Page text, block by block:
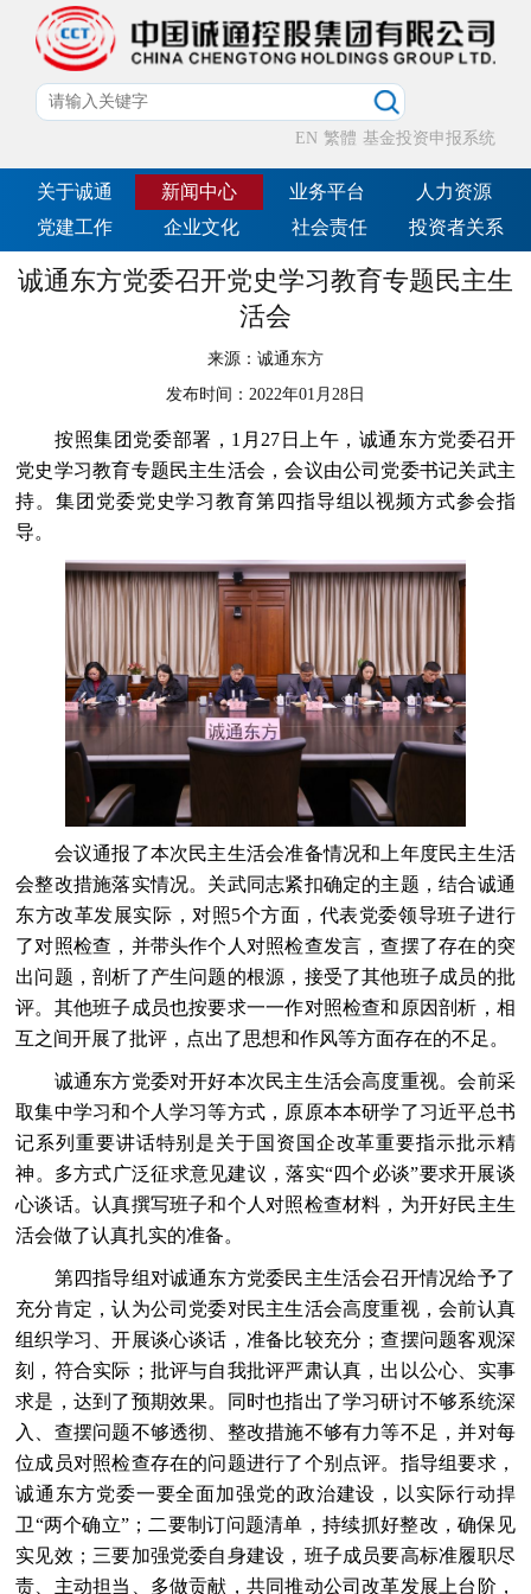
EN 繁體 基金投资申报系统
关于诚通 新闻中心 业务平台
人力资源
党建工作
企业文化 社会责任 投资者关系
诚通东方党委召开党史学习教育专题民主生
活会
来源： 诚通东方
发布时间： 2022年01月28日
按照集团党委部署，1月27日上午，诚通东方党委召开
党史学习教育专题民主生活会，会议由公司党委书记关武主
持。集团党委党史学习教育第四指导组以视频方式参会指
导。
会议通报了本次民主生活会准备情况和上年度民主生活
会整改措施落实情况。关武同志紧扣确定的主题，结合诚通
东方改革发展实际，对照5个方面，代表党委领导班子进行
了对照检查，并带头作个人对照检查发言，查摆了存在的突
出问题，剖析了产生问题的根源，接受了其他班子成员的批
评。其他班子成员也按要求一一作对照检查和原因剖析，相
互之间开展了批评，点出了思想和作风等方面存在的不足。
诚通东方党委对开好本次民主生活会高度重视。会前采
取集中学习和个人学习等方式，原原本本研学了习近平总书
记系列重要讲话特别是关于国资国企改革重要指示批示精
神。多方式广泛征求意见建议，落实“四个必谈”要求开展谈
心谈话。认真撰写班子和个人对照检查材料，为开好民主生
活会做了认真扎实的准备。
第四指导组对诚通东方党委民主生活会召开情况给予了
充分肯定，认为公司党委对民主生活会高度重视，会前认真
组织学习、开展谈心谈话，准备比较充分；查摆问题客观深
刻，符合实际；批评与自我批评严肃认真，出以公心、实事
求是，达到了预期效果。同时也指出了学习研讨不够系统深
入、查摆问题不够透彻、整改措施不够有力等不足，并对每
位成员对照检查存在的问题进行了个别点评。指导组要求，
诚通东方党委一要全面加强党的政治建设，以实际行动捍
卫“两个确立”；二要制订问题清单，持续抓好整改，确保见
实见效；三要加强党委自身建设，班子成员要高标准履职尽
责、主动担当、多做贡献，共同推动公司改革发展上台阶，